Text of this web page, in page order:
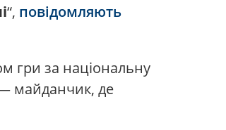
“, повідомляють
гри за національну
— майданчик, де